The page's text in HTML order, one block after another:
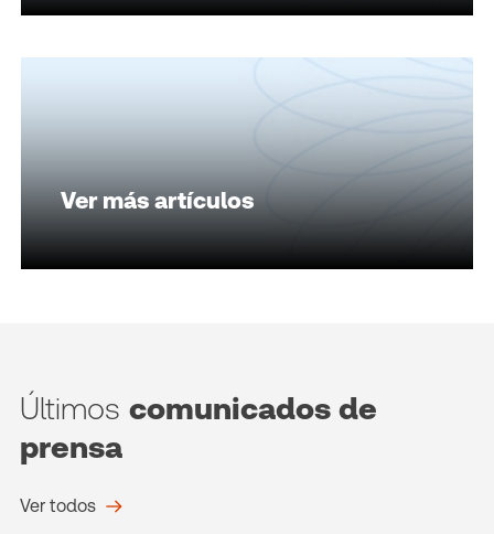
Ver más artículos
Últimos comunicados de
prensa
Ver todos